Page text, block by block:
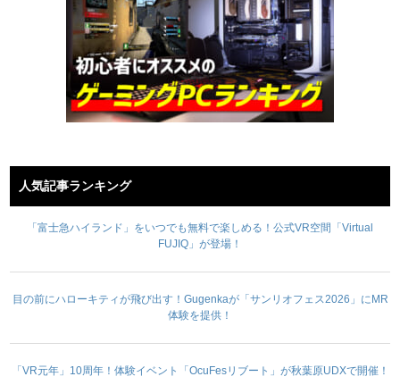
人気記事ランキング
「富士急ハイランド」をいつでも無料で楽しめる！公式VR空間「Virtual
FUJIQ」が登場！
目の前にハローキティが飛び出す！Gugenkaが「サンリオフェス2026」にMR
体験を提供！
「VR元年」10周年！体験イベント「OcuFesリブート」が秋葉原UDXで開催！